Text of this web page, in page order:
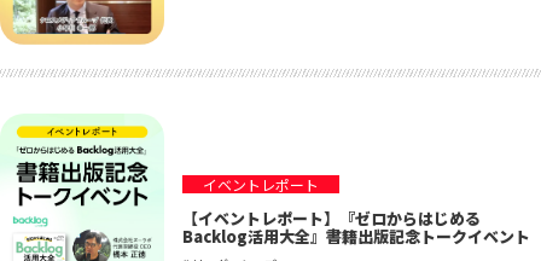
イベントレポート
【イベントレポート】『ゼロからはじめる
Backlog活用大全』書籍出版記念トークイベント